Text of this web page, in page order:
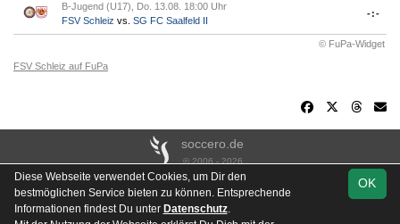
B-Jugend (U17), Do. 13.08. 18:00 Uhr
FSV Schleiz vs. SG FC Saalfeld II
-:-
© FuPa-Widget
FSV Schleiz auf FuPa
soccero.de
© 2006 - 2026
Besucherstatistik Kontakt Impressum Links
Datenschutz
Stadion- & Hausordnung
Gästebuch
OK
Diese Webseite verwendet Cookies, um Dir den
bestmöglichen Service bieten zu können. Entsprechende
Informationen findest Du unter Datenschutz.